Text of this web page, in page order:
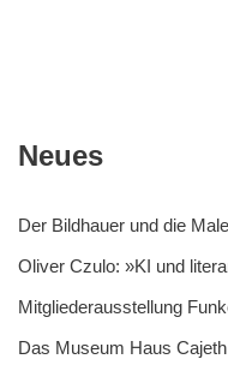
Neues
Der Bildhauer und die
Oliver Czulo: »KI und
Mitgliederausstellung
Das Museum Haus